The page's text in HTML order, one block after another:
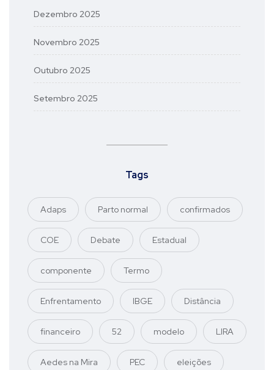
Dezembro 2025
Novembro 2025
Outubro 2025
Setembro 2025
Tags
Adaps Parto normal confirmados
COE Debate Estadual
componente Termo
Enfrentamento IBGE Distância
financeiro 52 modelo LIRA
Aedes na Mira PEC eleições